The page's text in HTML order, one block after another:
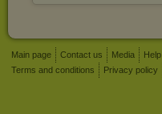
Main page Contact us Media Help
Terms and conditions
Privacy policy